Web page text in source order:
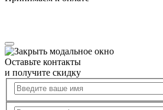
Оставьте контакты
и получите скидку